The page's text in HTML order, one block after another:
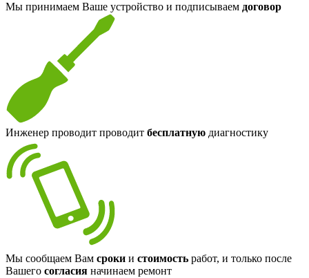
Мы принимаем Ваше устройство и подписываем договор
Инженер проводит проводит бесплатную диагностику
Мы сообщаем Вам сроки и стоимость работ, и только после
Вашего согласия начинаем ремонт